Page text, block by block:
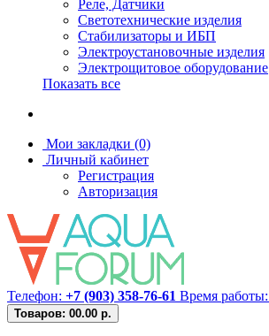
Реле, Датчики
Светотехнические изделия
Стабилизаторы и ИБП
Электроустановочные изделия
Электрощитовое оборудование
Показать все
Мои закладки (0)
Личный кабинет
Регистрация
Авторизация
Телефон: +7 (903) 358-76-61 Время работы:
Товаров: 00.00 р.